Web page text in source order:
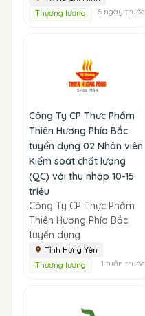
Thương lượng
6 ngày trước
Công Ty CP Thực Phẩm
Thiên Hương Phía Bắc
tuyển dụng 02 Nhân viên
Kiểm soát chất lượng
(QC) với thu nhập 10-15
triệu
Công Ty CP Thực Phẩm
Thiên Hương Phía Bắc
tuyển dụng
Tỉnh Hưng Yên
Thương lượng
1 tuần trước